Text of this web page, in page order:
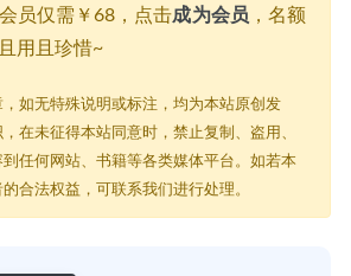
员仅需￥68，点击成为会员 ，名额
用且珍惜~
如无特殊说明或标注，均为本站原创发
在未征得本站同意时，禁止复制、盗用、
任何网站、书籍等各类媒体平台。如若本
合法权益，可联系我们进行处理。